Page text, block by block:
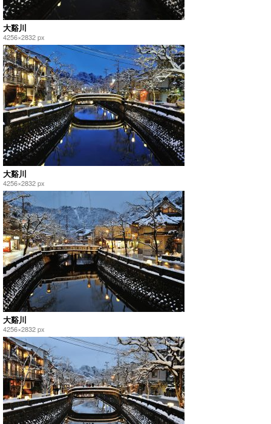
大谿川
4256×2832 px
大谿川
4256×2832 px
大谿川
4256×2832 px